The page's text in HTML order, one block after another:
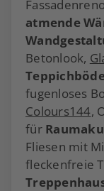
atmende
Betonlook,
fugenloses
Colours144,
für
Fliesen mit
fleckenfreie